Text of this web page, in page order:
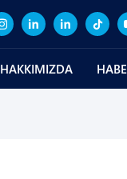
HAKKIMIZDA